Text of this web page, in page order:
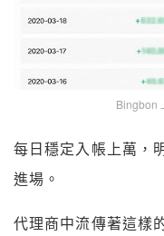
Bingbon
每日穩定入帳上萬，
進場。
代理商中流傳著這樣